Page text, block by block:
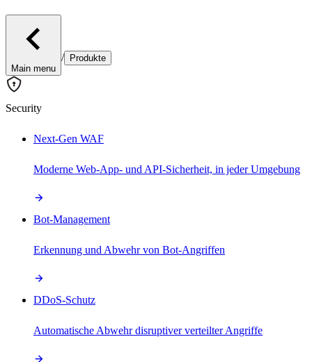
Main menu
/ Produkte
Security
Next-Gen WAF
Moderne Web-App- und API-Sicherheit, in jeder Umgebung
Bot-Management
Erkennung und Abwehr von Bot-Angriffen
DDoS-Schutz
Automatische Abwehr disruptiver verteilter Angriffe